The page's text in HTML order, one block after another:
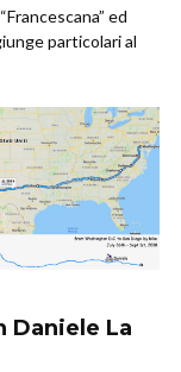
ed
particolari al
Daniele La